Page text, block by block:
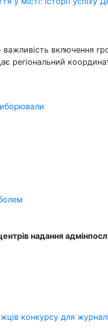
включення
регіональний
надання
конкурсу для